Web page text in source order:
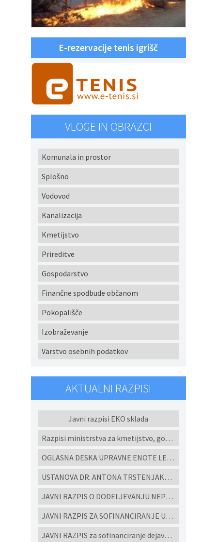
E-rezervacije tenis igrišč
VLOGE IN OBRAZCI
Komunala in prostor
Splošno
Vodovod
Kanalizacija
Kmetijstvo
Prireditve
Gospodarstvo
Finančne spodbude občanom
Pokopališče
Izobraževanje
Varstvo osebnih podatkov
AKTUALNI RAZPISI
Javni razpisi EKO sklada
Razpisi ministrstva za kmetijstvo, gozdarstvo in prehrano
OGLASNA DESKA UPRAVNE ENOTE LENART
USTANOVA DR. ANTONA TRSTENJAKA - Razpisi za študijske programe in projekte 2022
JAVNI RAZPIS O DODELJEVANJU NEPOVRATNIH FINANČNIH SREDSTEV ZA IZGRADNJO MALIH KOMUNALNIH ČISTILNIH NAPRAV IN HIŠNIH PREČRPALIŠČ V OBČINI CERKVENJAK V LETU 2026
JAVNI RAZPIS ZA SOFINANCIRANJE UKREPOV POSPEŠEVANJA IN SPODBUJANJE RAZVOJA MALEGA GOSPODARSTVA V OBČINI CERKVENJAK ZA LETO 2026
JAVNI RAZPIS za sofinanciranje dejavnosti ljubiteljske kulture, javnih kulturnih programov in javnih kulturnih prireditev in projektov v Občini Cerkvenjak za leto 2026